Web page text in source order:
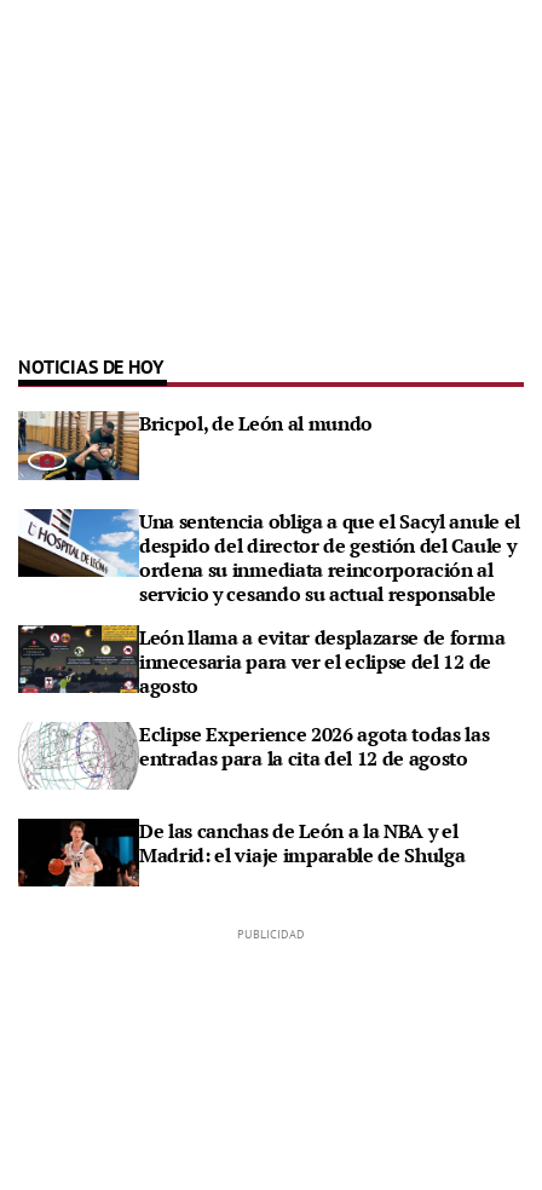
NOTICIAS DE HOY
Bricpol, de León al mundo
Una sentencia obliga a que el Sacyl anule el
despido del director de gestión del Caule y
ordena su inmediata reincorporación al
servicio y cesando su actual responsable
León llama a evitar desplazarse de forma
innecesaria para ver el eclipse del 12 de
agosto
Eclipse Experience 2026 agota todas las
entradas para la cita del 12 de agosto
De las canchas de León a la NBA y el
Madrid: el viaje imparable de Shulga